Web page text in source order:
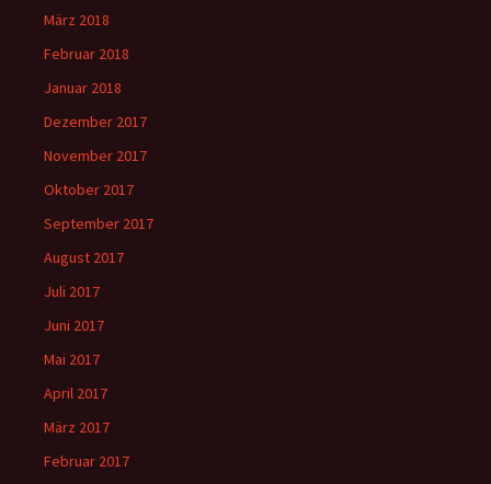
März 2018
Februar 2018
Januar 2018
Dezember 2017
November 2017
Oktober 2017
September 2017
August 2017
Juli 2017
Juni 2017
Mai 2017
April 2017
März 2017
Februar 2017